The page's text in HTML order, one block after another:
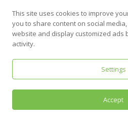
lorem. Etiam et eros non
id quis nisi. Aliquam
Mauris maximus sed eros
at pellentesque lacus.
This site uses cookies to improve
you to share content on social
website and display customized ads
activity.
Settings
Accept